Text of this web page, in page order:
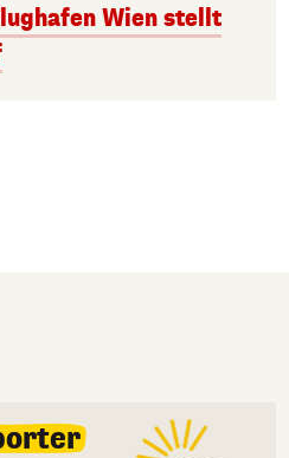
Wien stellt